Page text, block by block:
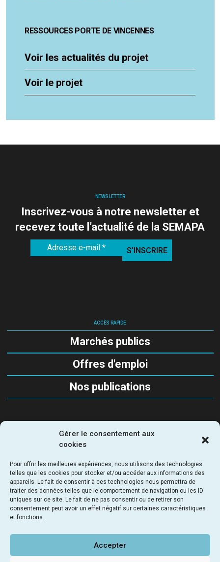
Gérer le consentement aux
cookies
Pour offrir les meilleures expériences, nous utilisons des technologies
telles que les cookies pour stocker et/ou accéder aux informations des
appareils. Le fait de consentir à ces technologies nous permettra de
traiter des données telles que le comportement de navigation ou les ID
uniques sur ce site. Le fait de ne pas consentir ou de retirer son
consentement peut avoir un effet négatif sur certaines caractéristiques
et fonctions.
Accepter
RESSOURCES PORTE DE VINCENNES
Voir les actualités du projet
Voir le projet
NEWSLETTER
Inscrivez-vous à notre newsletter et
recevez toute l’actualité de la SEMAPA
ACCÈS RAPIDE
Marchés publics
Offres d'emploi
Nos publications
SEMAPA - Société d'Étude, de Maitrise d’Ouvrage et
d’Aménagement Parisienne
NOUS RENDRE VISITE LIENS UTILES NOUS CONTACTER